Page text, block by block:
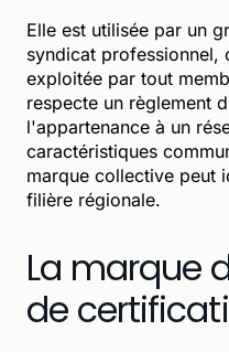
Elle est utilisée par un
syndicat professionnel,
exploitée par tout
respecte un règlement
l'appartenance à un
caractéristiques
marque collective peut
filière régionale.
La marque
de